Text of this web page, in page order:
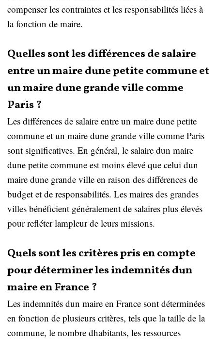
compenser les contraintes et les responsabilités liées à
la fonction de maire.
Quelles sont les différences de salaire
entre un maire dune petite commune et
un maire dune grande ville comme
Paris ?
Les différences de salaire entre un maire dune petite
commune et un maire dune grande ville comme Paris
sont significatives. En général, le salaire dun maire
dune petite commune est moins élevé que celui dun
maire dune grande ville en raison des différences de
budget et de responsabilités. Les maires des grandes
villes bénéficient généralement de salaires plus élevés
pour refléter lampleur de leurs missions.
Quels sont les critères pris en compte
pour déterminer les indemnités dun
maire en France ?
Les indemnités dun maire en France sont déterminées
en fonction de plusieurs critères, tels que la taille de la
commune, le nombre dhabitants, les ressources